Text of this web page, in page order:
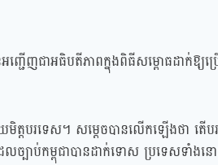
ញជាអធិបតីភាពក្នុងពិធីសម្ពោធដាក់ឱ្យប្រើប្
បរទេស។ សម្ដេចបានលើកឡើងថា តើប
បាប់កម្ពុជាបានដាក់ទោស ប្រទេសទាំងនោ